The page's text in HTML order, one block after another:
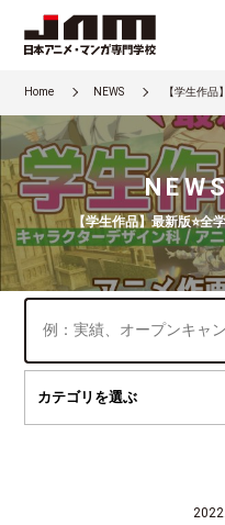
Home NEWS 【学生作品
【学生作品】最新版⭐全